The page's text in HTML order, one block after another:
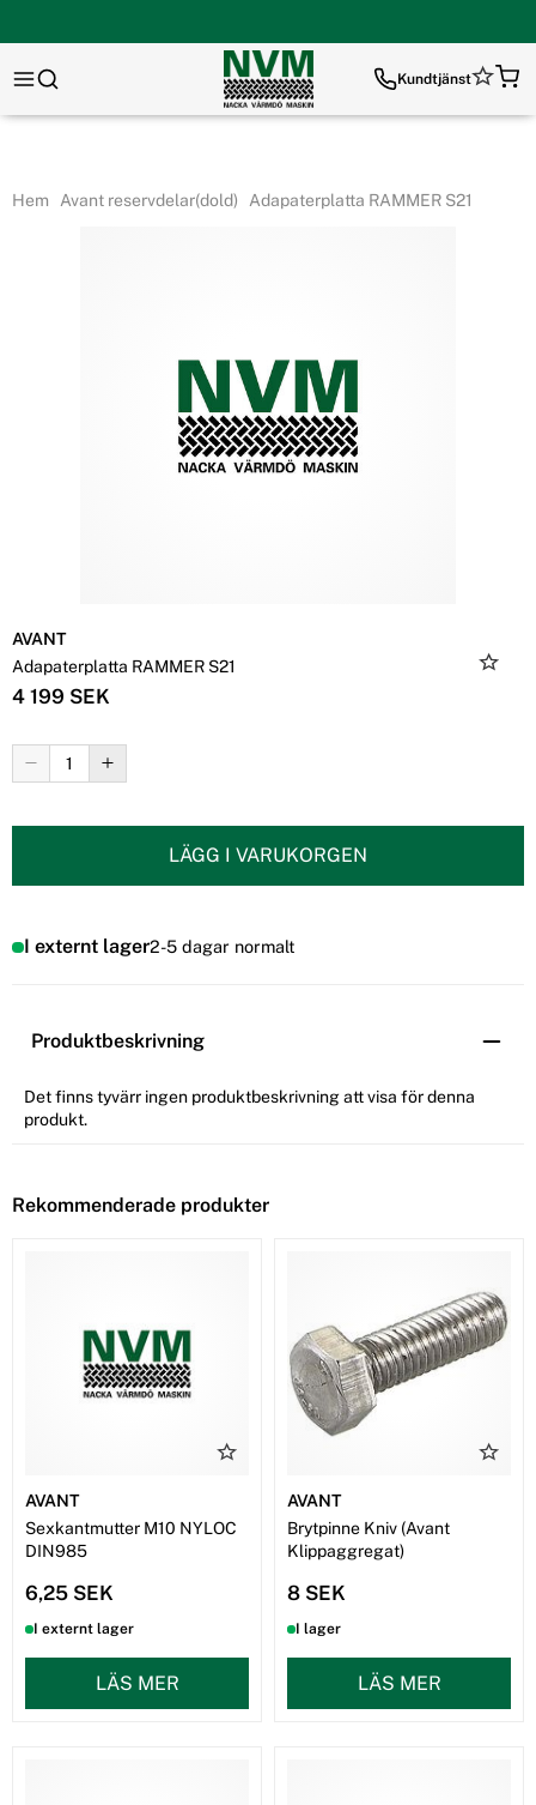
Kundtjänst
Hem Avant reservdelar(dold) Adapaterplatta RAMMER S21
AVANT
Adapaterplatta RAMMER S21
4 199 SEK
LÄGG I VARUKORGEN
I externt lager2-5 dagar normalt
Produktbeskrivning
Det finns tyvärr ingen produktbeskrivning att visa för denna
produkt.
Rekommenderade produkter
AVANT
Sexkantmutter M10 NYLOC
DIN985
6,25 SEK
I externt lager
LÄS MER
AVANT
Brytpinne Kniv (Avant
Klippaggregat)
8 SEK
I lager
LÄS MER